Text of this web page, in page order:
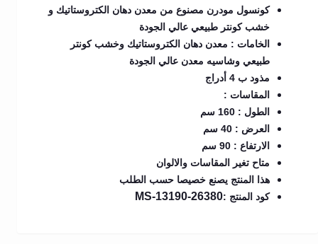
كونسول مودرن مصنوع من معدن دهان الكتروستاتيك و
خشب كونتر طبيعي عالي الجودة
الخامات : معدن دهان الكتروستاتيك وخشب كونتر
طبيعي وشاسيه معدن عالي الجودة
مذود ب 4 أدراج
المقاسات :
الطول : 160 سم
العرض : 40 سم
الارتفاع : 90 سم
متاح تغير المقاسات والالوان
هذا المنتج يصنع خصيصا حسب الطلب
كود المنتج :MS-13190-26380